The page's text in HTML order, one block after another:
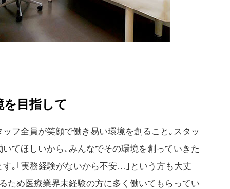
目指して
フ全員が笑顔で働き易い環境を創ること｡スタッ
てほしいから､みんなでその環境を創っていきた
す｡｢実務経験がないから不安…｣という方も大丈
ため医療業界未経験の方に多く働いてもらってい